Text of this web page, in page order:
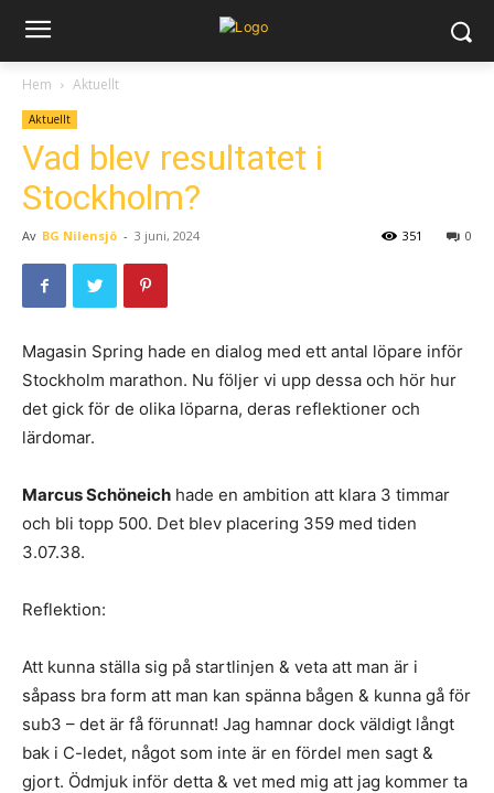
Hem Aktuellt
Aktuellt
Vad blev resultatet i
Stockholm?
Av BG Nilensjö - 3 juni, 2024 0
351
Magasin Spring hade en dialog med ett antal löpare inför
Stockholm marathon. Nu följer vi upp dessa och hör hur
det gick för de olika löparna, deras reflektioner och
lärdomar.
MarcusSchöneich hade en ambition att klara 3 timmar
och bli topp 500. Det blev placering 359 med tiden
3.07.38.
Reflektion:
Att kunna ställa sig på startlinjen & veta att man är i
såpass bra form att man kan spänna bågen & kunna gå för
sub3 – det är få förunnat! Jag hamnar dock väldigt långt
bak i C-ledet, något som inte är en fördel men sagt &
gjort. Ödmjuk inför detta & vet med mig att jag kommer ta